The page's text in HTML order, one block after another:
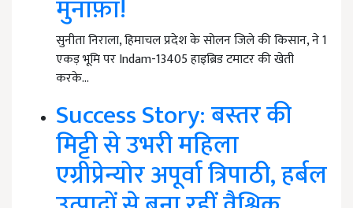
मुनाफ़ा!
सुनीता निराला, हिमाचल प्रदेश के सोलन जिले की किसान, ने 1
एकड़ भूमि पर Indam-13405 हाइब्रिड टमाटर की खेती
करके…
Success Story: बस्तर की
मिट्टी से उभरी महिला
एग्रीप्रेन्योर अपूर्वा त्रिपाठी, हर्बल